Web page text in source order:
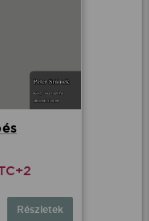
Részletek